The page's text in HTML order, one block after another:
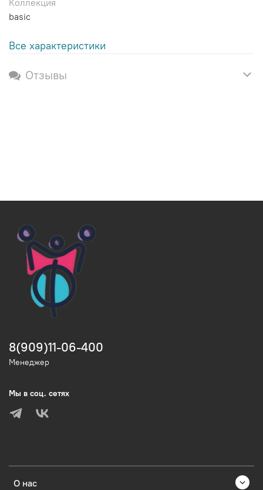
Коллекция
basic
Все характеристики
Отзывы
О нас
8(909)11-06-400
Менеджер
Мы в соц. сетях